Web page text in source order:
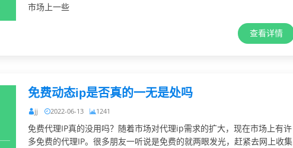
市场上一些
查看详情
免费动态ip是否真的一无是处吗
jj 2022-06-13 1241
免费代理IP真的没用吗？随着市场对代理ip需求的扩大，现在市场上有许
多免费的代理IP。很多朋友一听说是免费的就两眼发光，赶紧去网上收集